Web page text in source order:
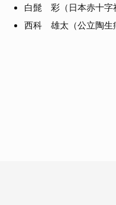
白髭 彩（日本赤十字
西科 雄太（公立陶生